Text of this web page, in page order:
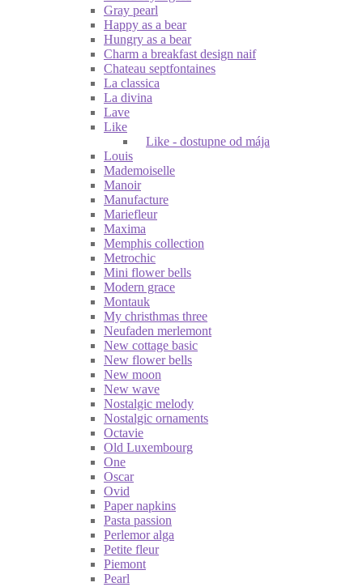
Gray pearl
Happy as a bear
Hungry as a bear
Charm a breakfast design naif
Chateau septfontaines
La classica
La divina
Lave
Like
Like - dostupne od mája
Louis
Mademoiselle
Manoir
Manufacture
Mariefleur
Maxima
Memphis collection
Metrochic
Mini flower bells
Modern grace
Montauk
My christhmas three
Neufaden merlemont
New cottage basic
New flower bells
New moon
New wave
Nostalgic melody
Nostalgic ornaments
Octavie
Old Luxembourg
One
Oscar
Ovid
Paper napkins
Pasta passion
Perlemor alga
Petite fleur
Piemont
Pearl